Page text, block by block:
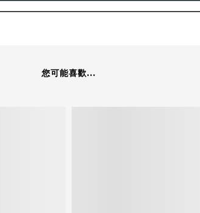
您可能喜歡...